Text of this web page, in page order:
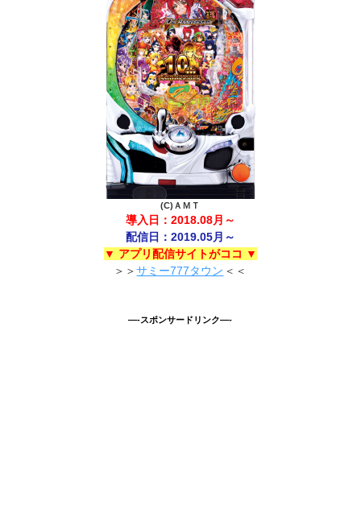
(C)ＡＭＴ
導入日：2018.08月～
配信日：2019.05月～
▼ アプリ配信サイトがココ ▼
＞＞サミー777タウン ＜＜
—-スポンサードリンク—-